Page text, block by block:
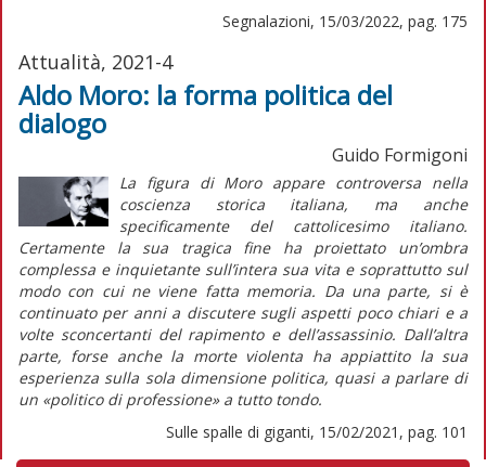
Segnalazioni, 15/03/2022, pag. 175
Attualità, 2021-4
Aldo Moro: la forma politica del
dialogo
Guido Formigoni
La figura di Moro appare controversa nella
coscienza storica italiana, ma anche
specificamente del cattolicesimo italiano.
Certamente la sua tragica fine ha proiettato un’ombra
complessa e inquietante sull’intera sua vita e soprattutto sul
modo con cui ne viene fatta memoria. Da una parte, si è
continuato per anni a discutere sugli aspetti poco chiari e a
volte sconcertanti del rapimento e dell’assassinio. Dall’altra
parte, forse anche la morte violenta ha appiattito la sua
esperienza sulla sola dimensione politica, quasi a parlare di
un «politico di professione» a tutto tondo.
Sulle spalle di giganti, 15/02/2021, pag. 101